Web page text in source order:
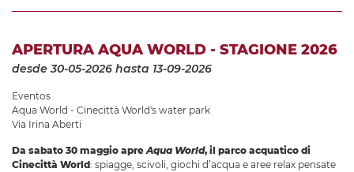
APERTURA AQUA WORLD - STAGIONE 2026
desde 30-05-2026 hasta 13-09-2026
Eventos
Aqua World - Cinecittà World's water park
Via Irina Aberti
Da sabato 30 maggio apreAqua World, il parco acquatico di
Cinecittà World: spiagge, scivoli, giochi d’acqua e aree relax pensate